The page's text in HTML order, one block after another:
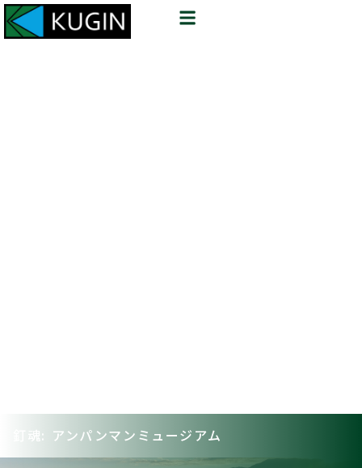
釘魂: アンパンマンミュージアム